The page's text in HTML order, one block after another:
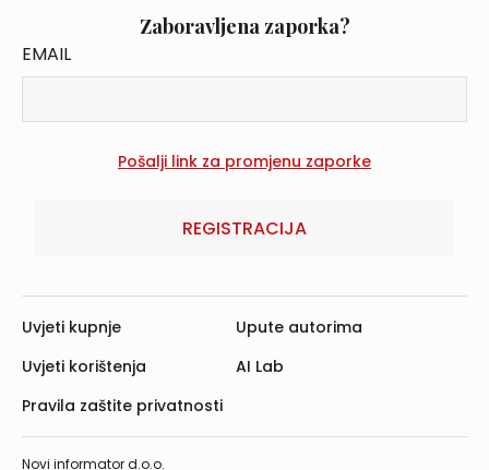
Zaboravljena zaporka?
EMAIL
REGISTRACIJA
Novi informator d.o.o.
Uvjeti kupnje
Uvjeti korištenja
Pravila zaštite privatnosti
Upute autorima
AI Lab